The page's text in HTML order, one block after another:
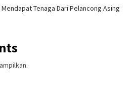
Tenaga Dari Pelancong Asing